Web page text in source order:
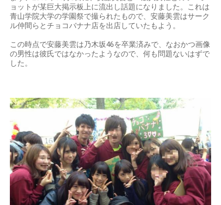
ョットが某巨大掲示板上に流出し話題になりました。これは
青山学院大学の学園祭で撮られたもので、安藤美雲はサーク
ル仲間らとチョコバナナ店を出店していたもよう。
この時点で安藤美雲は乃木坂46を卒業済みで、なおかつ画像
の男性は彼氏ではなかったようなので、何も問題ないはずで
した。